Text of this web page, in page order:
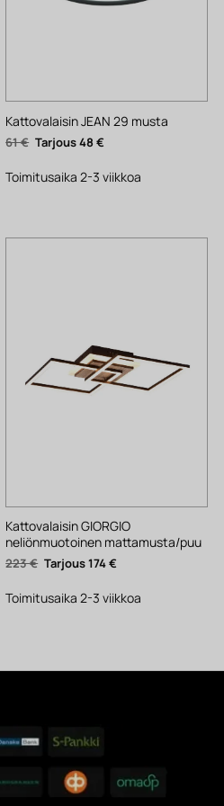
Kattovalaisin JEAN 29 musta
61€ Alkuperäinen
hinta
61 €.
48€
48 €.
Toimitusaika 2-3 viikkoa
Kattovalaisin GIORGIO
neliönmuotoinen mattamusta/puu
223€ Alkuperäinen
hinta
223 €.
174€
174 €.
Toimitusaika 2-3 viikkoa